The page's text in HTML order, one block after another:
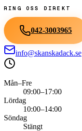
RING OSS DIREKT
042-3003965
info@skanskadack.se
Mån–Fre
09:00–17:00
Lördag
10:00–14:00
Söndag
Stängt